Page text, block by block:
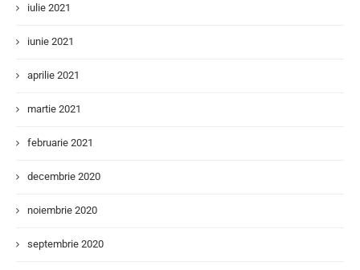
iulie 2021
iunie 2021
aprilie 2021
martie 2021
februarie 2021
decembrie 2020
noiembrie 2020
septembrie 2020